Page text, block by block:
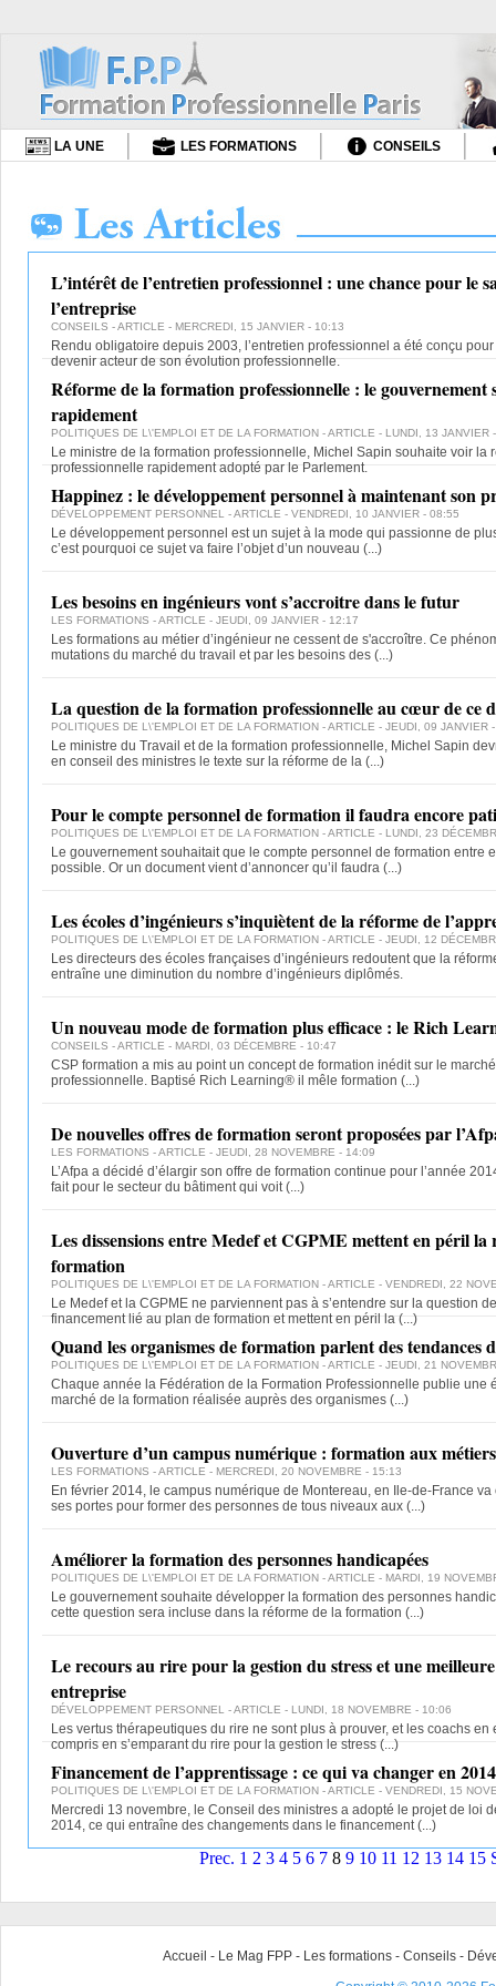
LA UNE LES FORMATIONS CONSEILS
L’intérêt de l’entretien professionnel : une chance pour le
l’entreprise
CONSEILS - ARTICLE - MERCREDI, 15 JANVIER - 10:13
Rendu obligatoire depuis 2003, l’entretien professionnel a été conçu
devenir acteur de son évolution professionnelle.
Réforme de la formation professionnelle : le gouvernement
rapidement
POLITIQUES DE L\'EMPLOI ET DE LA FORMATION - ARTICLE - LUNDI, 13 JANVIER
Le ministre de la formation professionnelle, Michel Sapin souhaite voir la
professionnelle rapidement adopté par le Parlement.
Happinez : le développement personnel à maintenant son
DÉVELOPPEMENT PERSONNEL - ARTICLE - VENDREDI, 10 JANVIER - 08:55
Le développement personnel est un sujet à la mode qui passionne de
c’est pourquoi ce sujet va faire l’objet d’un nouveau (...)
Les besoins en ingénieurs vont s’accroitre dans le futur
LES FORMATIONS - ARTICLE - JEUDI, 09 JANVIER - 12:17
Les formations au métier d’ingénieur ne cessent de s'accroître. Ce
mutations du marché du travail et par les besoins des (...)
La question de la formation professionnelle au cœur de ce
POLITIQUES DE L\'EMPLOI ET DE LA FORMATION - ARTICLE - JEUDI, 09 JANVIER
Le ministre du Travail et de la formation professionnelle, Michel Sapin
en conseil des ministres le texte sur la réforme de la (...)
Pour le compte personnel de formation il faudra encore
POLITIQUES DE L\'EMPLOI ET DE LA FORMATION - ARTICLE - LUNDI, 23
Le gouvernement souhaitait que le compte personnel de formation entre
possible. Or un document vient d’annoncer qu’il faudra (...)
Les écoles d’ingénieurs s’inquiètent de la réforme de
POLITIQUES DE L\'EMPLOI ET DE LA FORMATION - ARTICLE - JEUDI, 12
Les directeurs des écoles françaises d’ingénieurs redoutent que la
entraîne une diminution du nombre d’ingénieurs diplômés.
Un nouveau mode de formation plus efficace : le Rich
CONSEILS - ARTICLE - MARDI, 03 DÉCEMBRE - 10:47
CSP formation a mis au point un concept de formation inédit sur le
professionnelle. Baptisé Rich Learning® il mêle formation (...)
De nouvelles offres de formation seront proposées par
LES FORMATIONS - ARTICLE - JEUDI, 28 NOVEMBRE - 14:09
L’Afpa a décidé d’élargir son offre de formation continue pour l’année
fait pour le secteur du bâtiment qui voit(...)
Les dissensions entre Medef et CGPME mettent en péril la
formation
POLITIQUES DE L\'EMPLOI ET DE LA FORMATION - ARTICLE - VENDREDI, 22
Le Medef et la CGPME ne parviennent pas à s’entendre sur la question
financement lié au plan de formation et mettent en péril la (...)
Quand les organismes de formation parlent des tendances
POLITIQUES DE L\'EMPLOI ET DE LA FORMATION - ARTICLE - JEUDI, 21
Chaque année la Fédération de la Formation Professionnelle publie une
marché de la formation réalisée auprès des organismes (...)
Ouverture d’un campus numérique : formation aux
LES FORMATIONS - ARTICLE - MERCREDI, 20 NOVEMBRE - 15:13
En février 2014, le campus numérique de Montereau, en Ile-de-France
ses portes pour former des personnes de tous niveaux aux (...)
Améliorer la formation des personnes handicapées
POLITIQUES DE L\'EMPLOI ET DE LA FORMATION - ARTICLE - MARDI, 19
Le gouvernement souhaite développer la formation des personnes
cette question sera incluse dans la réforme de la formation (...)
Le recours au rire pour la gestion du stress et une
entreprise
DÉVELOPPEMENT PERSONNEL - ARTICLE - LUNDI, 18 NOVEMBRE - 10:06
Les vertus thérapeutiques du rire ne sont plus à prouver, et les coachs en
compris en s’emparant du rire pour la gestion le stress (...)
Financement de l’apprentissage : ce qui va changer en 2014
POLITIQUES DE L\'EMPLOI ET DE LA FORMATION - ARTICLE - VENDREDI, 15
Mercredi 13 novembre, le Conseil des ministres a adopté le projet de loi
2014, ce qui entraîne des changements dans le financement(...)
Prec. 1 2 3 4 5 6 7 89 10 11 12 13 14 15
Accueil - Le Mag FPP - Les formations - Conseils -